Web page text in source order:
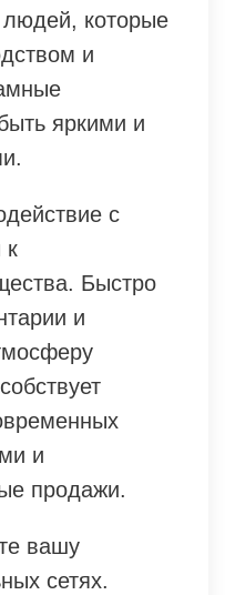
которые
и
яркими и
с
к
Быстро
и
и
продажи.
вашу
сетях.